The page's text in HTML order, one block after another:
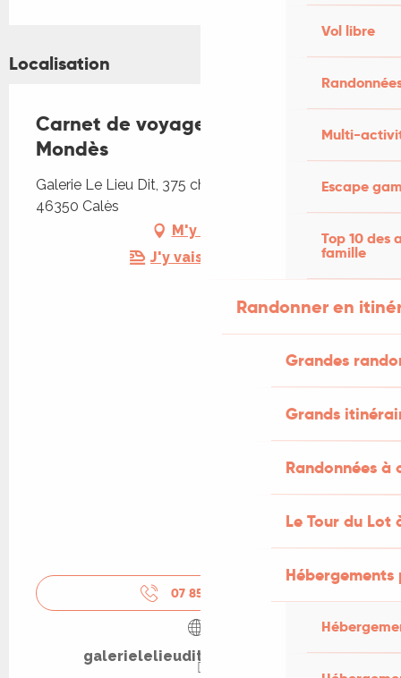
Vol libre
Multi-
Escape
Top 10 des
famille
Randonner en
Grandes
Grands
Randonnées
Le Tour du Lot
Localisation
Carnet de voyage vivant avec Ada
Mondès
Galerie Le Lieu Dit, 375 chemin de Sainte Marie,
46350 Calès
M'y rendre
J'y vais en train !
07 85 32 53
galerielelieudit.over-blog.com